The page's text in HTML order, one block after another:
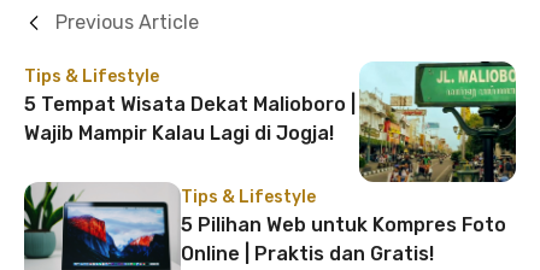
Tips & Lifestyle
5 Tempat Wisata Dekat Malioboro |
Wajib Mampir Kalau Lagi di Jogja!
Previous Article
Tips & Lifestyle
5 Pilihan Web untuk Kompres Foto
Online | Praktis dan Gratis!